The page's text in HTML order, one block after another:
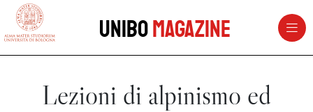
vai al contenuto della pagina
UniboMagazine
Lezioni di alpinismo ed